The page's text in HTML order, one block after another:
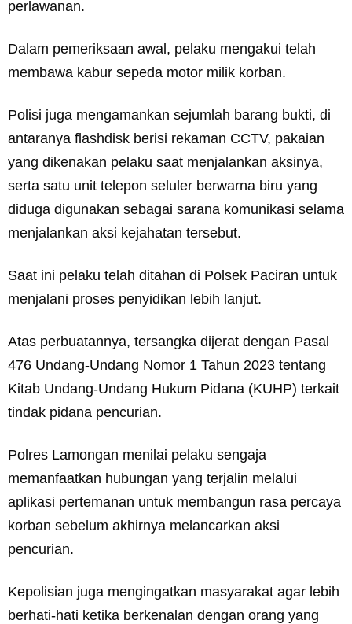
perlawanan.
Dalam pemeriksaan awal, pelaku mengakui telah
membawa kabur sepeda motor milik korban.
Polisi juga mengamankan sejumlah barang bukti, di
antaranya flashdisk berisi rekaman CCTV, pakaian
yang dikenakan pelaku saat menjalankan aksinya,
serta satu unit telepon seluler berwarna biru yang
diduga digunakan sebagai sarana komunikasi selama
menjalankan aksi kejahatan tersebut.
Saat ini pelaku telah ditahan di Polsek Paciran untuk
menjalani proses penyidikan lebih lanjut.
Atas perbuatannya, tersangka dijerat dengan Pasal
476 Undang-Undang Nomor 1 Tahun 2023 tentang
Kitab Undang-Undang Hukum Pidana (KUHP) terkait
tindak pidana pencurian.
Polres Lamongan menilai pelaku sengaja
memanfaatkan hubungan yang terjalin melalui
aplikasi pertemanan untuk membangun rasa percaya
korban sebelum akhirnya melancarkan aksi
pencurian.
Kepolisian juga mengingatkan masyarakat agar lebih
berhati-hati ketika berkenalan dengan orang yang